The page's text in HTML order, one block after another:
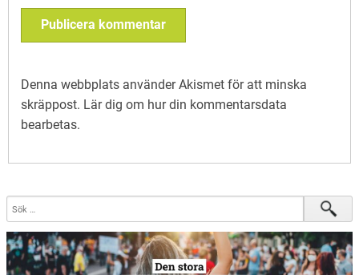
Denna webbplats använder Akismet för att minska
skräppost. Lär dig om hur din kommentarsdata
bearbetas.